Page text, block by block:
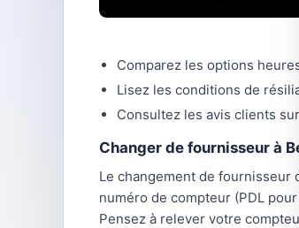
Comparez les options
Lisez les conditions de
Consultez les avis clients
Changer de fournisseur à
Le changement de fournisseur
numéro de compteur (PDL
Pensez à relever votre